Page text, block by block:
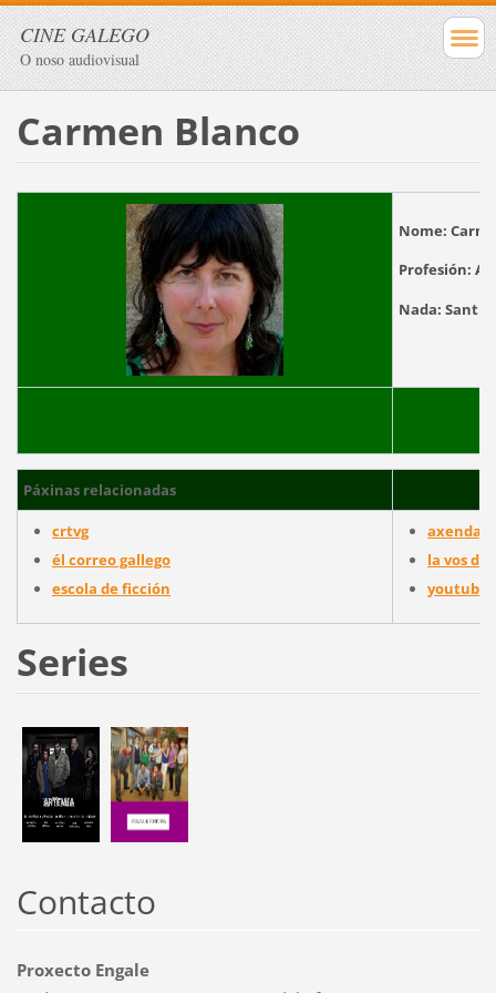
CINE GALEGO
O noso audiovisual
Carmen Blanco
Nome:
Profesión:
Nada:
Páxinas relacionadas
crtvg
él correo gallego
escola de ficción
axenda
la vos de
youtube
Series
Contacto
Proxecto Engale